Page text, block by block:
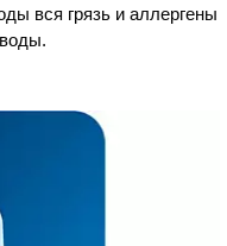
вся грязь и аллергены